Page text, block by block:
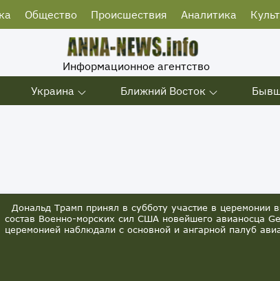
Общество Происшествия Аналитика
Информационное агентство
Украина Ближний Восток
Дональд Трамп принял в субботу участие в церемонии
состав Военно-морских сил США новейшего авианосца
церемонией наблюдали с основной и ангарной палуб